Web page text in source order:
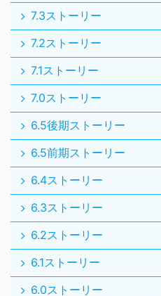
7.3ストーリー
7.2ストーリー
7.1ストーリー
7.0ストーリー
6.5後期ストーリー
6.5前期ストーリー
6.4ストーリー
6.3ストーリー
6.2ストーリー
6.1ストーリー
6.0ストーリー